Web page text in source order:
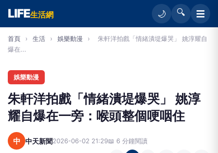
LIFE生活網 🌙 🔍 ☰
首頁 › 生活 › 娛樂動漫 ›
朱軒洋拍戲「情緒潰堤爆哭」 姚淳耀自
爆在...
娛樂動漫
朱軒洋拍戲「情緒潰堤爆哭」 姚淳
耀自爆在一旁：喉頭整個哽咽住
中 中天新聞2026-06-02 21:29📖 6 分鐘閱讀